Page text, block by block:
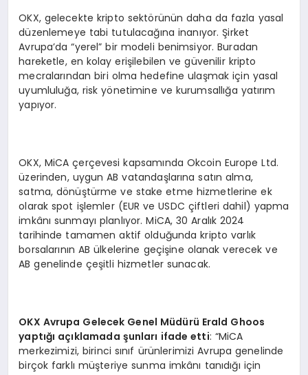
OKX, gelecekte kripto sektörünün daha da fazla yasal
düzenlemeye tabi tutulacağına inanıyor. Şirket
Avrupa’da “yerel” bir modeli benimsiyor. Buradan
hareketle, en kolay erişilebilen ve güvenilir kripto
mecralarından biri olma hedefine ulaşmak için yasal
uyumluluğa, risk yönetimine ve kurumsallığa yatırım
yapıyor.
OKX, MiCA çerçevesi kapsamında Okcoin Europe Ltd.
üzerinden, uygun AB vatandaşlarına satın alma,
satma, dönüştürme ve stake etme hizmetlerine ek
olarak spot işlemler (EUR ve USDC çiftleri dahil) yapma
imkânı sunmayı planlıyor. MiCA, 30 Aralık 2024
tarihinde tamamen aktif olduğunda kripto varlık
borsalarının AB ülkelerine geçişine olanak verecek ve
AB genelinde çeşitli hizmetler sunacak.
OKX Avrupa Gelecek Genel Müdürü Erald Ghoos
yaptığı açıklamada şunları ifade etti: “MiCA
merkezimizi, birinci sınıf ürünlerimizi Avrupa genelinde
birçok farklı müşteriye sunma imkânı tanıdığı için